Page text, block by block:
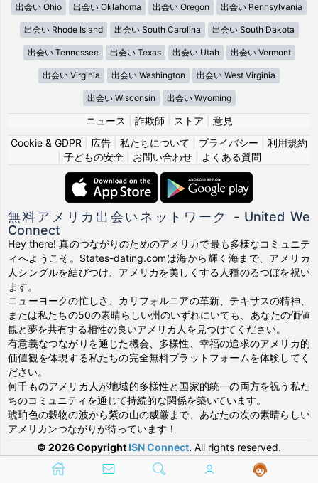
出会い Ohio 出会い Oklahoma 出会い Oregon 出会い Pennsylvania
出会い Rhode Island 出会い South Carolina 出会い South Dakota
出会い Tennessee 出会い Texas 出会い Utah 出会い Vermont
出会い Virginia 出会い Washington 出会い West Virginia
出会い Wisconsin 出会い Wyoming
ニュース 詐欺師 ストア
意見
Cookie & GDPR
広告 私たちについて プライバシー
利用規約
子どもの安全| お問い合わせ| よくある質問
無料アメリカ出会いネットワーク - United We
Connect
Hey there! 真のつながりのためのアメリカで最も多様なコミュニテ
ィへようこそ。States-dating.comは海から輝く海まで、アメリカ
人シングルを結びつけ、アメリカを美しくする人種のるつぼを祝い
ます。
ニューヨークの忙しさ、カリフォルニアの革新、テキサスの精神、
または私たちの50の素晴らしい州のいずれにいても、あなたの価値
観と夢を共有する相性の良いアメリカ人を見つけてください。
有意義なつながりを通じた機会、多様性、幸福の追求のアメリカ的
価値観を体現する私たちの完全無料プラットフォームを体験してく
ださい。
何千ものアメリカ人が地域的多様性と国家的統一の両方を祝う私た
ちのコミュニティを通じて持続的な関係を築いています。
琥珀色の穀物の波から紫の山の威厳まで、あなたの次の素晴らしい
アメリカンつながりが待っています！
© 2026 Copyright ISN Connect. All rights reserved.